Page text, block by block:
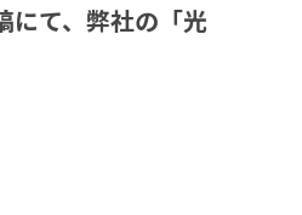
て、弊社の「光